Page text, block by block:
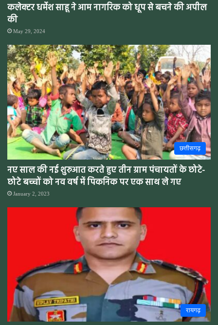
कलेक्टर धर्मेश साहू ने आम नागरिक को धूप से बचने की अपील
की
May 29, 2024
छत्तीसगढ़
नए साल की नई शुरुआत करते हुए तीन ग्राम पंचायतों के छोटे-
छोटे बच्चों को नव वर्ष में पिकनिक पर एक साथ ले गए
January 2, 2023
रायगढ़